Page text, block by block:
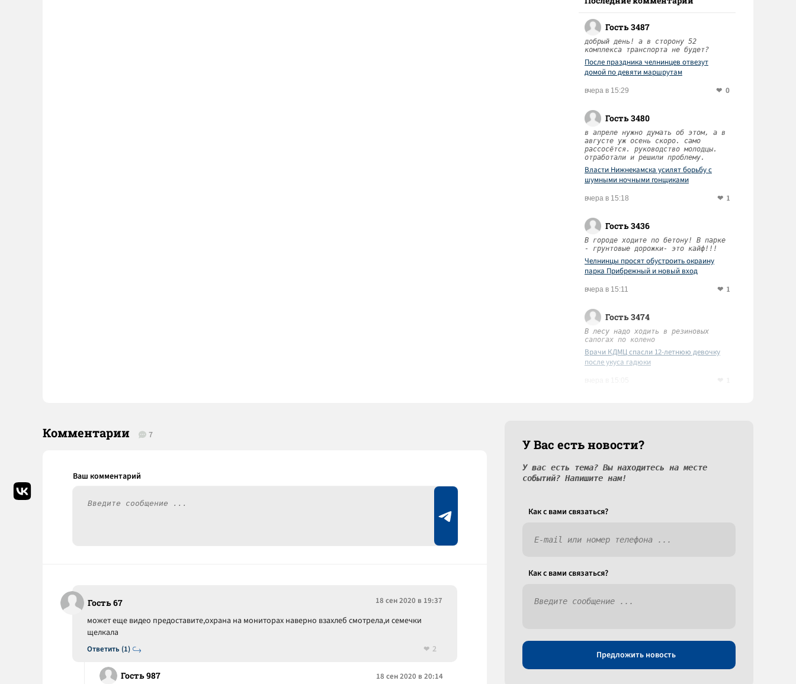
Гость 3487
добрый день! а в сторону 52
комплекса транспорта не будет?
После праздника челнинцев отвезут
домой по девяти маршрутам
вчера в 15:29 0
Гость 3480
в апреле нужно думать об этом, а в
августе уж осень скоро. само
рассосётся. руководство молодцы.
отработали и решили проблему.
Власти Нижнекамска усилят борьбу с
шумными ночными гонщиками
вчера в 15:18 1
Гость 3436
В городе ходите по бетону! В парке
- грунтовые дорожки- это кайф!!!
Челнинцы просят обустроить окраину
парка Прибрежный и новый вход
вчера в 15:11 1
Гость 3474
В лесу надо ходить в резиновых
сапогах по колено
Врачи КДМЦ спасли 12-летнюю девочку
после укуса гадюки
Комментарии 7
Гость 67 18 сен 2020 в 19:37
Ответить (1)
может еще видео предоставите,охрана на мониторах наверно взахлеб смотрела,и семечки
щелкала
2
Гость 987 18 сен 2020 в 20:14
У Вас есть новости?
У вас есть тема? Вы находитесь на месте
событий? Напишите нам!
Как c вами связаться?
Как c вами связаться?
Предложить новость